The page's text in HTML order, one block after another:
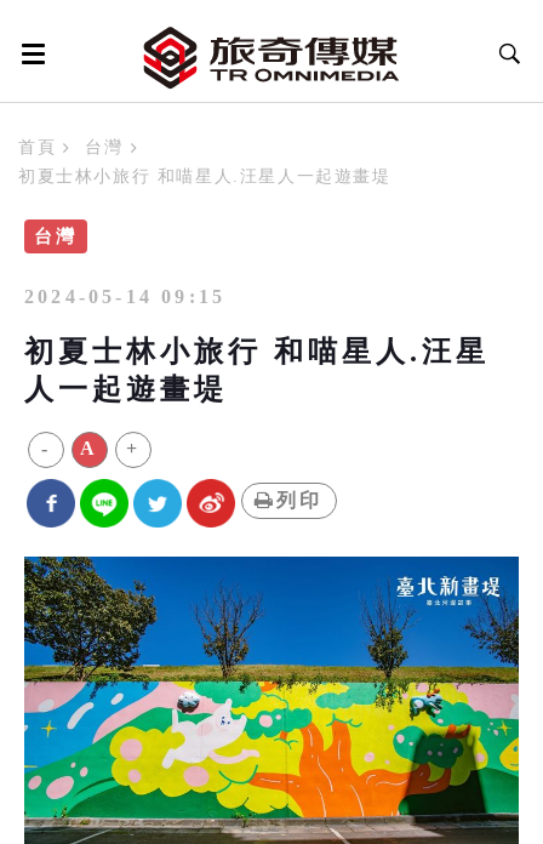
首頁
台灣
初夏士林小旅行 和喵星人.汪星人一起遊畫堤
台灣
2024-05-14 09:15
初夏士林小旅行 和喵星人.汪星
人一起遊畫堤
- A +
列印